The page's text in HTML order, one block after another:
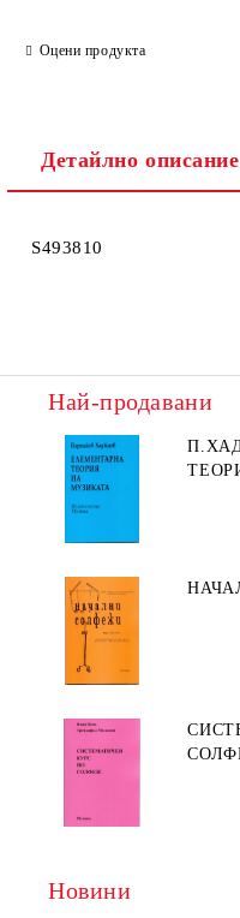
Оцени продукта
Детайлно описание
S493810
Най-продавани
Новини